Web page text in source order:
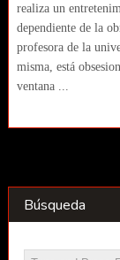
realiza un
dependiente de la
profesora de la
misma, está
ventana ...
Búsqueda